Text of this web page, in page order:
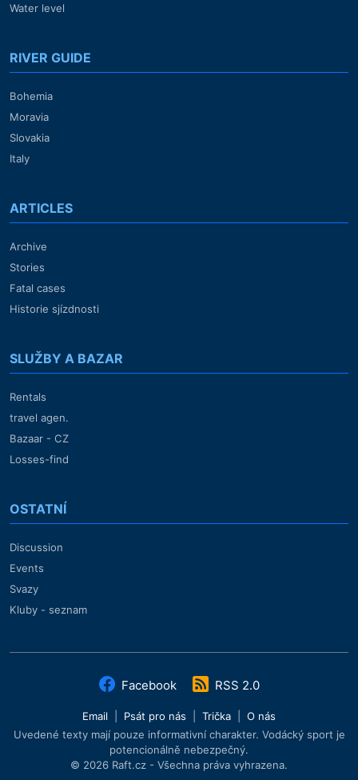
Water level
RIVER GUIDE
Bohemia
Moravia
Slovakia
Italy
ARTICLES
Archive
Stories
Fatal cases
Historie sjízdnosti
SLUŽBY A BAZAR
Rentals
travel agen.
Bazaar - CZ
Losses-find
OSTATNÍ
Discussion
Events
Svazy
Kluby - seznam
Facebook RSS 2.0
Email Psát pro nás Trička
O nás
Uvedené texty mají pouze informativní charakter. Vodácký sport je
potencionálně nebezpečný.
© 2026 Raft.cz - Všechna práva vyhrazena.